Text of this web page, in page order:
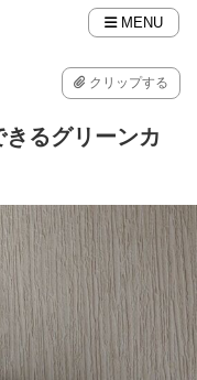
MENU
クリップする
るグリーンカ